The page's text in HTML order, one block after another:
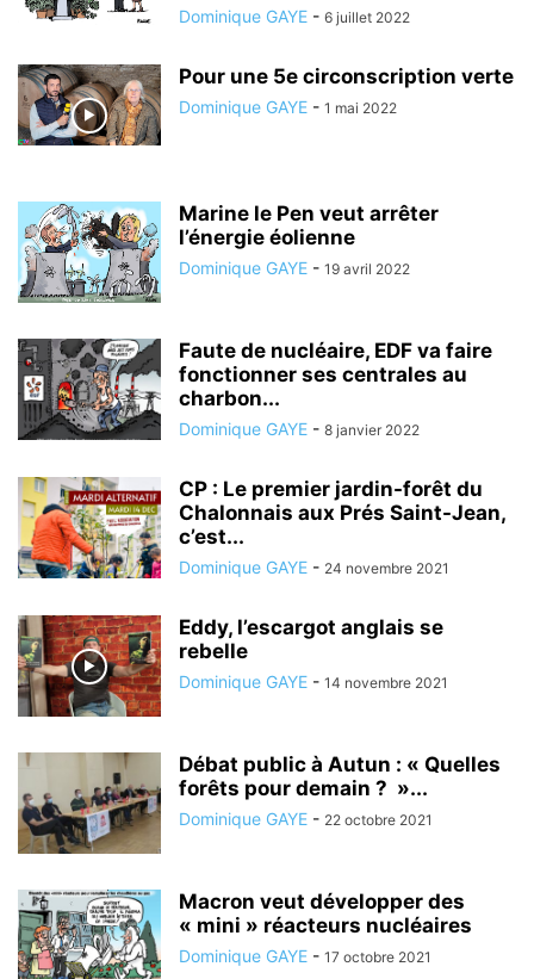
L'INFO PAR LES MOTS LA PAROLE EST À VOUS LDH
LIBERTÉ LOI LOISIRS MANIFESTATION MÉDICAL
MUNICIPALES NATURE NOËL NON CLASSÉ
ORIENT PARLONS CHALON
PORTRAIT PRATIQUE/SORTIE PRÉSIDENTIELLES PRESSE
RACISME RÉGIONALES RELIGION REPAS
Dominique GAYE - 6 juillet 2022
Pour une 5e circonscription verte
Dominique GAYE - 1 mai 2022
Marine le Pen veut arrêter
l’énergie éolienne
Dominique GAYE - 19 avril 2022
Faute de nucléaire, EDF va faire
fonctionner ses centrales au
charbon...
Dominique GAYE - 8 janvier 2022
CP : Le premier jardin-forêt du
Chalonnais aux Prés Saint-Jean,
c’est...
Dominique GAYE - 24 novembre 2021
Eddy, l’escargot anglais se
rebelle
Dominique GAYE - 14 novembre 2021
Débat public à Autun : « Quelles
forêts pour demain ? »...
Dominique GAYE - 22 octobre 2021
Macron veut développer des
« mini » réacteurs nucléaires
Dominique GAYE - 17 octobre 2021